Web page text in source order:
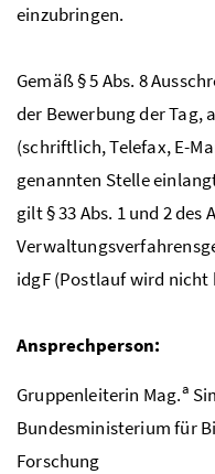
einzubringen.
Gemäß § 5 Abs. 8
der Bewerbung der Tag,
(schriftlich, Telefax, E-
genannten Stelle
gilt § 33 Abs. 1 und 2 des
idgF(Postlauf wird nicht
Ansprechperson:
Gruppenleiterin Mag.a
Bundesministerium für
Forschung